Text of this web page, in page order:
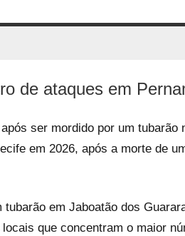
de ataques em
ser mordido por um tubarão
em 2026, após a morte de
em Jaboatão dos
que concentram o maior